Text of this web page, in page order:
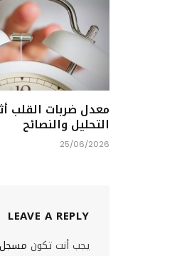
معدل ضربات القلب
التحليل والنصائح
25/06/2026
LEAVE A REPLY
يجب أنت تكون مسجل